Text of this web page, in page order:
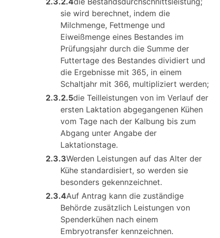
sie wird berechnet, indem die
Milchmenge, Fettmenge und
Eiweißmenge eines Bestandes im
Prüfungsjahr durch die Summe der
Futtertage des Bestandes dividiert und
die Ergebnisse mit 365, in einem
Schaltjahr mit 366, multipliziert werden;
2.3.2.5die Teilleistungen von im Verlauf der
ersten Laktation abgegangenen Kühen
vom Tage nach der Kalbung bis zum
Abgang unter Angabe der
Laktationstage.
2.3.3Werden Leistungen auf das Alter der
Kühe standardisiert, so werden sie
besonders gekennzeichnet.
2.3.4Auf Antrag kann die zuständige
Behörde zusätzlich Leistungen von
Spenderkühen nach einem
Embryotransfer kennzeichnen.